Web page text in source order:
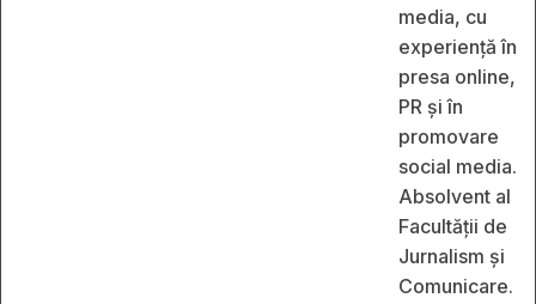
media, cu
experiență în
presa online,
PR și în
promovare
social media.
Absolvent al
Facultății de
Jurnalism și
Comunicare.